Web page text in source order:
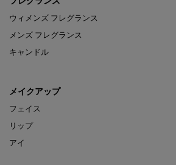
ウィメンズ フレグランス
メンズ フレグランス
キャンドル
メイクアップ
フェイス
リップ
アイ